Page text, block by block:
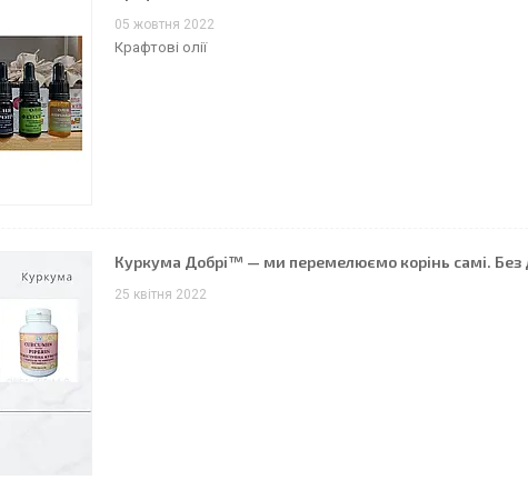
05 жовтня 2022
Крафтові олії
Куркума Добрі™ — ми перемелюємо корінь самі. Без
25 квітня 2022